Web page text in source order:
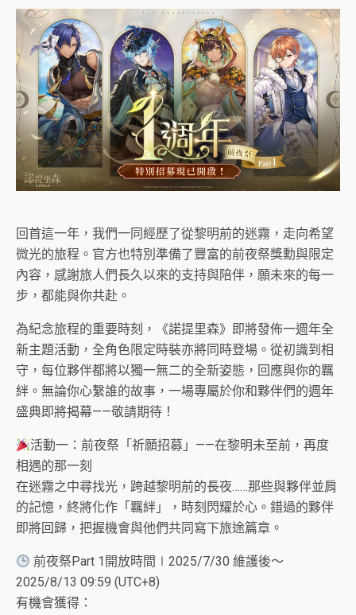
回首這一年，我們一同經歷了從黎明前的迷霧，走向希望
微光的旅程。官方也特別準備了豐富的前夜祭獎勳與限定
內容，感謝旅人們長久以來的支持與陪伴，願未來的每一
步，都能與你共赴。
為紀念旅程的重要時刻，《諾提里森》即將發佈一週年全
新主題活動，全角色限定時裝亦將同時登場。從初識到相
守，每位夥伴都將以獨一無二的全新姿態，回應與你的羈
絆。無論你心繫誰的故事，一場專屬於你和夥伴們的週年
盛典即將揭幕——敬請期待！
活動一：前夜祭「祈願招募」——在黎明未至前，再度
相遇的那一刻
在迷霧之中尋找光，跨越黎明前的長夜……那些與夥伴並肩
的記憶，終將化作「羈絆」，時刻閃耀於心。錯過的夥伴
即將回歸，把握機會與他們共同寫下旅途篇章。
前夜祭Part 1開放時間∣2025/7/30 維護後～
2025/8/13 09:59 (UTC+8)
有機會獲得：